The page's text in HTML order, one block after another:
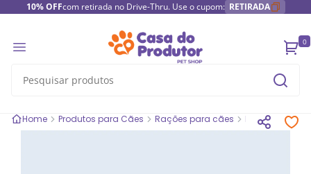
10% OFFcom retirada no Drive-Thru. Use o cupom: RETIRADA
0
Home Produtos para Cães Rações para cães Rações secas